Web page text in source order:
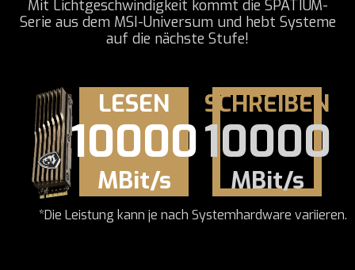
Mit Lichtgeschwindigkeit kommt die SPATIUM-
Serie aus dem MSI-Universum und hebt Systeme
auf die nächste Stufe!
LESEN
10000
MBit/s
SCHREIBEN
10000
MBit/s
*Die Leistung kann je nach Systemhardware variieren.